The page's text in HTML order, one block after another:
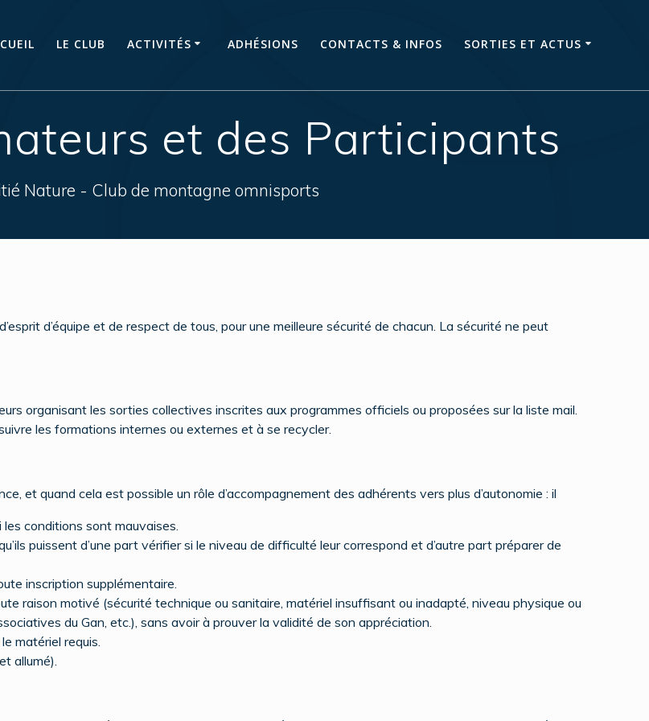
LE CLUB ACTIVITÉS ADHÉSIONS CONTACTS & INFOS SORTIES ET ACTUS
et des Participants
Nature - Club de montagne omnisports
d’équipe et de respect de tous, pour une meilleure sécurité de chacun. La sécurité ne peut
organisant les sorties collectives inscrites aux programmes officiels ou proposées sur la liste mail.
les formations internes ou externes et à se recycler.
et quand cela est possible un rôle d’accompagnement des adhérents vers plus d’autonomie : il
conditions sont mauvaises.
puissent d’une part vérifier si le niveau de difficulté leur correspond et d’autre part préparer de
inscription supplémentaire.
raison motivé (sécurité technique ou sanitaire, matériel insuffisant ou inadapté, niveau physique ou
du Gan, etc.), sans avoir à prouver la validité de son appréciation.
matériel requis.
allumé).